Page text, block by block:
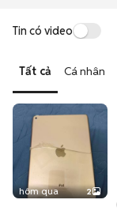
Tin có video
Tất cả Cá nhân
hôm qua 2